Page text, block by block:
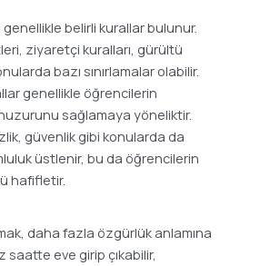
belirli kurallar bulunur.
ziyaretçi kuralları, gürültü
bazı sınırlamalar olabilir.
genellikle öğrencilerin
sağlamaya yöneliktir.
güvenlik gibi konularda da
üstlenir, bu da öğrencilerin
hafifletir.
daha fazla özgürlük anlamına
saatte eve girip çıkabilir,